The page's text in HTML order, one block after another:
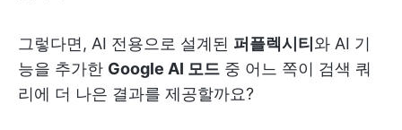
그렇다면, AI 전용으로 설계된 퍼플렉시티 와 AI 기
능을 추가한 Google AI 모드 중 어느 쪽이 검색 쿼
리에 더 나은 결과를 제공할까요?